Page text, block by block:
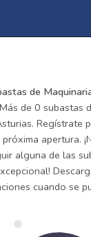
de
de 0 subastas
Regístrate
apertura.
alguna de las
cuando se